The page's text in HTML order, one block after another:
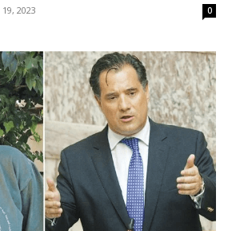
2023 0